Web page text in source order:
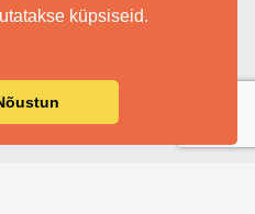
küpsiseid.
nisvara haldust
TÖÖD